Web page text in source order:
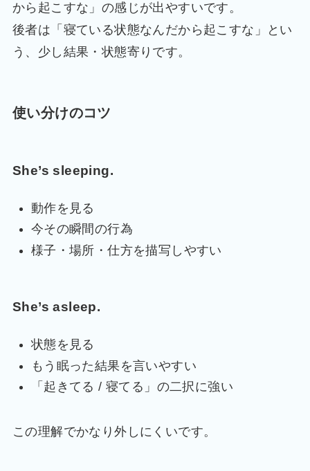
から起こすな」の感じが出やすいです。
後者は「寝ている状態なんだから起こすな」とい
う、少し結果・状態寄りです。
使い分けのコツ
She’s sleeping.
動作を見る
今その瞬間の行為
様子・場所・仕方を描写しやすい
She’s asleep.
状態を見る
もう眠った結果を言いやすい
「起きてる / 寝てる」の二択に強い
この理解でかなり外しにくいです。